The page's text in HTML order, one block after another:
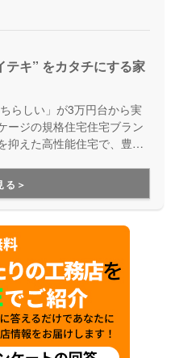
テキ” をカタチにする家
ちらしい」が3万円台から実
ージの規格住宅住宅ブラン
抑えた高性能住宅で、豊富
ら、性能だけでなく保証も
価格で安心して住める家を
る＞